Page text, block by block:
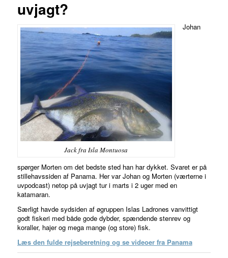
uvjagt?
Jack fra Isla Montuosa
Johan
spørger Morten om det bedste sted han har dykket. Svaret er på
stillehavssiden af Panama. Her var Johan og Morten (værterne i
uvpodcast) netop på uvjagt tur i marts i 2 uger med en
katamaran.
Særligt havde sydsiden af øgruppen Islas Ladrones vanvittigt
godt fiskeri med både gode dybder, spændende stenrev og
koraller, hajer og mega mange (og store) fisk.
Læs den fulde rejseberetning og se videoer fra Panama